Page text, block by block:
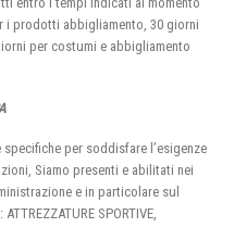
i prodotti abbigliamento, 30 giorni
per costumi e abbigliamento
per soddisfare l’esigenze
Siamo presenti e abilitati nei
e in particolare sul
SPORTIVE,